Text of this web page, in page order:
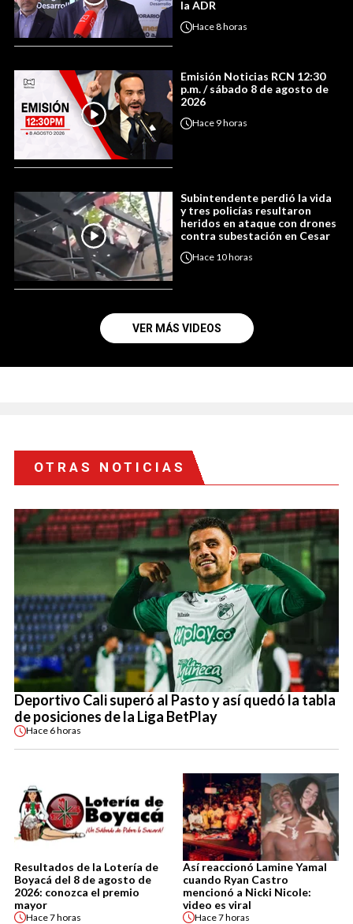
la ADR
Hace8 horas
Emisión Noticias RCN 12:30
p.m. / sábado 8 de agosto de
2026
Hace 9 horas
Subintendente perdió la vida
y tres policías resultaron
heridos en ataque con drones
contra subestación en Cesar
Hace 10 horas
VER MÁS VIDEOS
OTRAS NOTICIAS
Deportivo Cali superó al Pasto y así quedó la tabla
de posiciones de la Liga BetPlay
Hace 6 horas
Resultados de la Lotería de
Boyacá del 8 de agosto de
2026: conozca el premio
mayor
Hace7 horas
Así reaccionó Lamine Yamal
cuando Ryan Castro
mencionó a Nicki Nicole:
video es viral
Hace7 horas